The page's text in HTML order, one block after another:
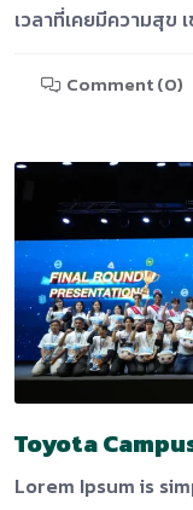
เวลาที่เคยมีความสุข
Comment (0)
Toyota
Lorem Ipsum is